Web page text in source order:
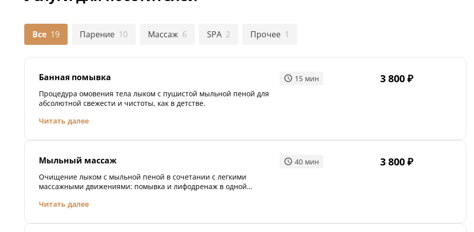
Все 19 Парение 10 Массаж 6 SPA 2 Прочее 1
Банная помывка
Процедура омовения тела лыком с пушистой мыльной пеной для
абсолютной свежести и чистоты, как в детстве.
Читать далее
15 мин 3 800₽
Мыльный массаж
Очищение лыком с мыльной пеной в сочетании с легкими
массажными движениями: помывка и лифодренаж в одной
Читать далее
40 мин 3 800₽